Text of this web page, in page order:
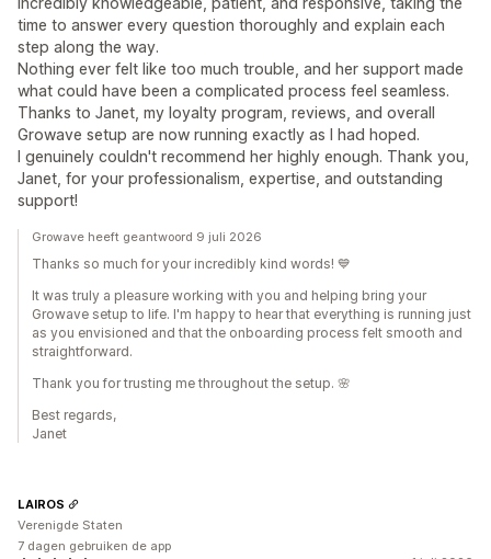
time to answer every question thoroughly and explain each
step along the way.
Nothing ever felt like too much trouble, and her support made
what could have been a complicated process feel seamless.
Thanks to Janet, my loyalty program, reviews, and overall
Growave setup are now running exactly as I had hoped.
I genuinely couldn't recommend her highly enough. Thank you,
Janet, for your professionalism, expertise, and outstanding
support!
Growave heeft geantwoord 9 juli 2026
Thanks so much for your incredibly kind words! 💙
It was truly a pleasure working with you and helping bring your
Growave setup to life. I'm happy to hear that everything is running just
as you envisioned and that the onboarding process felt smooth and
straightforward.
Thank you for trusting me throughout the setup. 🌸
Best regards,
Janet
LAIROS
Verenigde Staten
7 dagen gebruiken de app